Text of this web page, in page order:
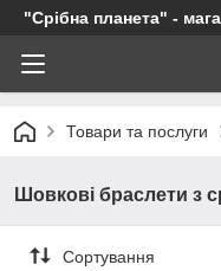
"Срібна планета" -
Товари та послуги
Шовкові браслети з
Сортування